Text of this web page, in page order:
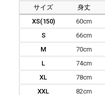
サイズ 身丈
XS(150)
60cm
S
66cm
M
70cm
L
74cm
XL
78cm
XXL
82cm